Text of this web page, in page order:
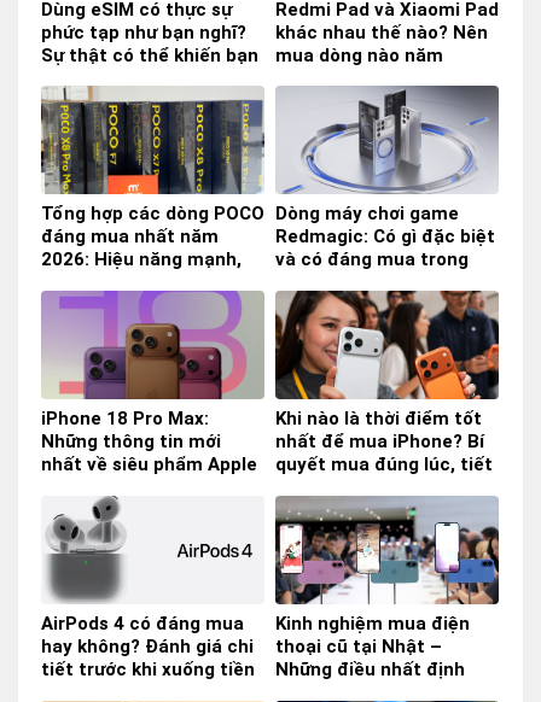
Dùng eSIM có thực sự
phức tạp như bạn nghĩ?
Sự thật có thể khiến bạn
Redmi Pad và Xiaomi Pad
khác nhau thế nào? Nên
mua dòng nào năm
Tổng hợp các dòng POCO
đáng mua nhất năm
2026: Hiệu năng mạnh,
Dòng máy chơi game
Redmagic: Có gì đặc biệt
và có đáng mua trong
iPhone 18 Pro Max:
Những thông tin mới
nhất về siêu phẩm Apple
Khi nào là thời điểm tốt
nhất để mua iPhone? Bí
quyết mua đúng lúc, tiết
AirPods 4 có đáng mua
hay không? Đánh giá chi
tiết trước khi xuống tiền
Kinh nghiệm mua điện
thoại cũ tại Nhật –
Những điều nhất định